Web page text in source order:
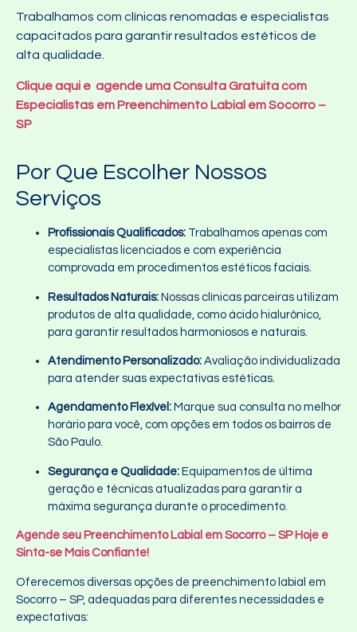
Trabalhamos com clínicas renomadas e especialistas
capacitados para garantir resultados estéticos de
alta qualidade.
Clique aqui e agende uma Consulta Gratuita com
Especialistas em Preenchimento Labial em Socorro –
SP
Por Que Escolher Nossos
Serviços
Profissionais Qualificados: Trabalhamos apenas com
especialistas licenciados e com experiência
comprovada em procedimentos estéticos faciais.
Resultados Naturais: Nossas clínicas parceiras utilizam
produtos de alta qualidade, como ácido hialurônico,
para garantir resultados harmoniosos e naturais.
Atendimento Personalizado: Avaliação individualizada
para atender suas expectativas estéticas.
Agendamento Flexível: Marque sua consulta no melhor
horário para você, com opções em todos os bairros de
São Paulo.
Segurança e Qualidade: Equipamentos de última
geração e técnicas atualizadas para garantir a
máxima segurança durante o procedimento.
Agende seu Preenchimento Labial em Socorro – SP Hoje e
Sinta-se Mais Confiante!
Oferecemos diversas opções de preenchimento labial em
Socorro – SP, adequadas para diferentes necessidades e
expectativas: